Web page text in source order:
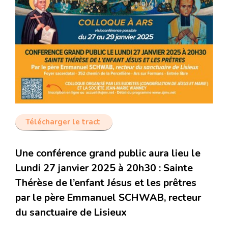
Télécharger le tract
Une conférence grand public aura lieu le
Lundi 27 janvier 2025 à 20h30 : Sainte
Thérèse de l’enfant Jésus et les prêtres
par le père Emmanuel SCHWAB, recteur
du sanctuaire de Lisieux